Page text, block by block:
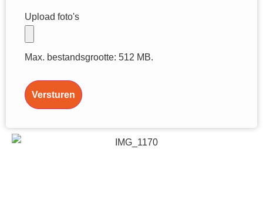
Upload foto's
Max. bestandsgrootte: 512 MB.
Versturen